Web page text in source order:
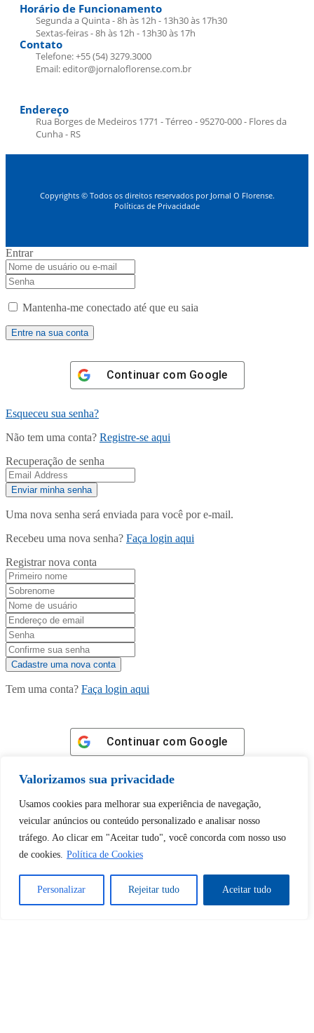
Valorizamos sua privacidade
Usamos cookies para melhorar sua experiência de navegação,
veicular anúncios ou conteúdo personalizado e analisar nosso
tráfego. Ao clicar em "Aceitar tudo", você concorda com nosso uso
de cookies. Política de Cookies
Personalizar Rejeitar tudo Aceitar tudo
Horário de Funcionamento
Segunda a Quinta - 8h às 12h - 13h30 às 17h30
Sextas-feiras - 8h às 12h - 13h30 às 17h
Contato
Telefone: +55 (54) 3279.3000
Email: editor@jornaloflorense.com.br
Endereço
Rua Borges de Medeiros 1771 - Térreo - 95270-000 - Flores da
Cunha - RS
Copyrights © Todos os direitos reservados por Jornal O Florense.
Políticas de Privacidade
Entrar
Mantenha-me conectado até que eu saia
Continuar com Google
Esqueceu sua senha?
Não tem uma conta? Registre-se aqui
Recuperação de senha
Uma nova senha será enviada para você por e-mail.
Recebeu uma nova senha? Faça login aqui
Registrar nova conta
Tem uma conta? Faça login aqui
Continuar com Google
Tem certeza de que deseja
desbloquear esta publicação?
Desbloquear esquerda : 0